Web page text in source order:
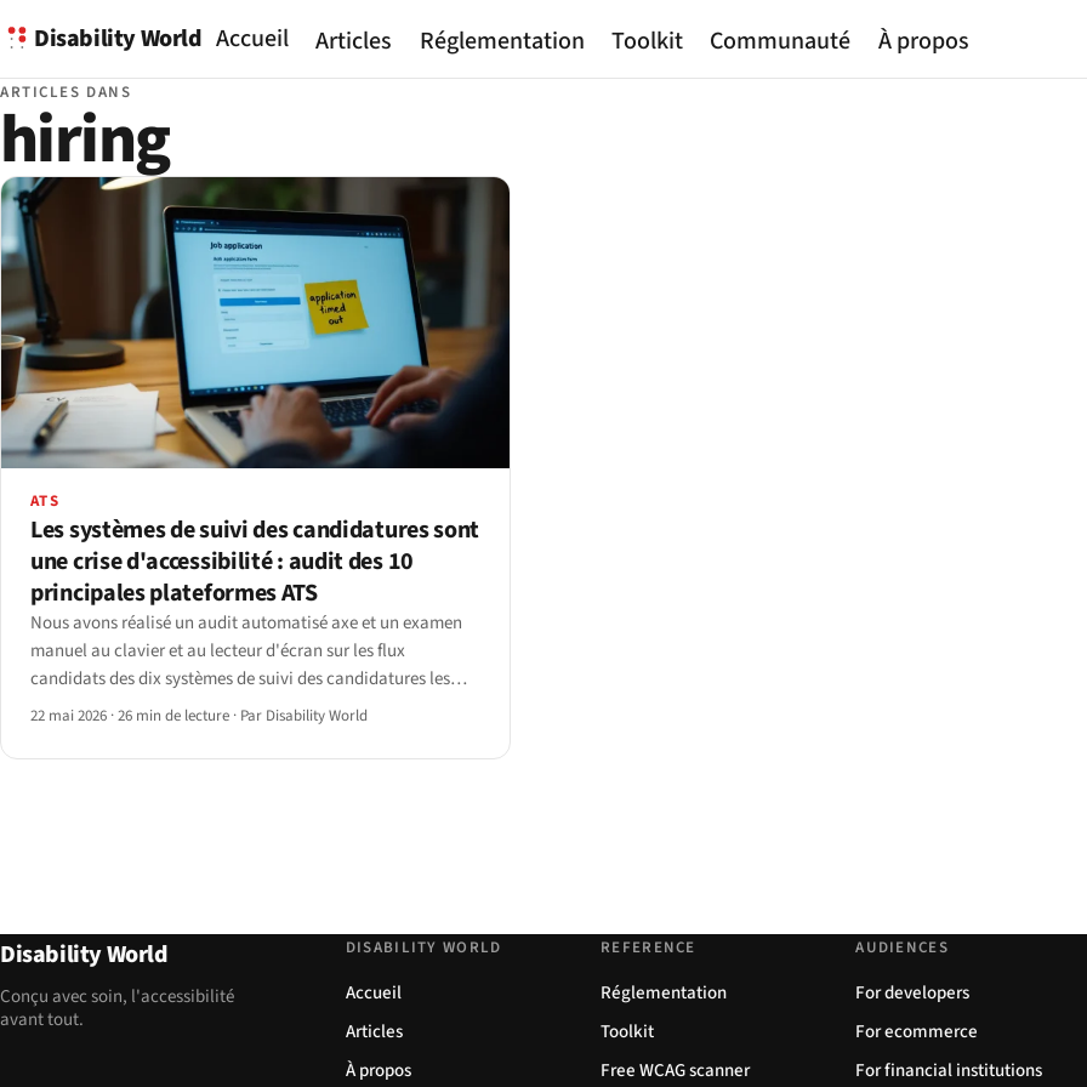
Disability World Accueil Articles Réglementation Toolkit Communauté À propos
ARTICLES DANS
hiring
ATS
Les systèmes de suivi des candidatures sont
une crise d'accessibilité : audit des 10
principales plateformes ATS
Nous avons réalisé un audit automatisé axe et un examen
manuel au clavier et au lecteur d'écran sur les flux
candidats des dix systèmes de suivi des candidatures les
plus déployés — Workday, SAP SuccessFactors, Oracle
JazzHR et SmartRecruiters.
22 mai 2026 ·26 min de lecture · Par Disability World
Disability World
Conçu avec soin, l'accessibilité
avant tout.
DISABILITY WORLD
Accueil
Articles
À propos
REFERENCE
Réglementation
Toolkit
Free WCAG scanner
AUDIENCES
For developers
For ecommerce
For financial institutions